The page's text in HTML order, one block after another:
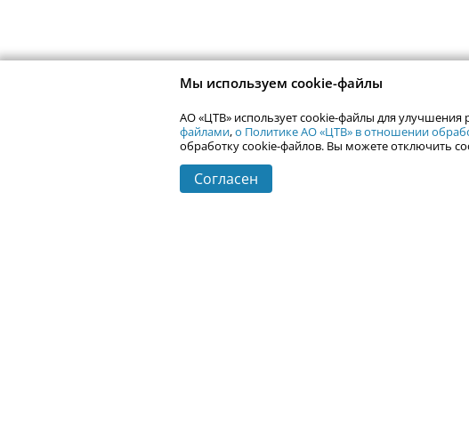
Мы используем cookie-файлы
АО «ЦТВ» использует cookie-файлы для улучшения
файлами,о Политике АО «ЦТВ» в отношении
обработку cookie-файлов. Вы можете отключить
Согласен